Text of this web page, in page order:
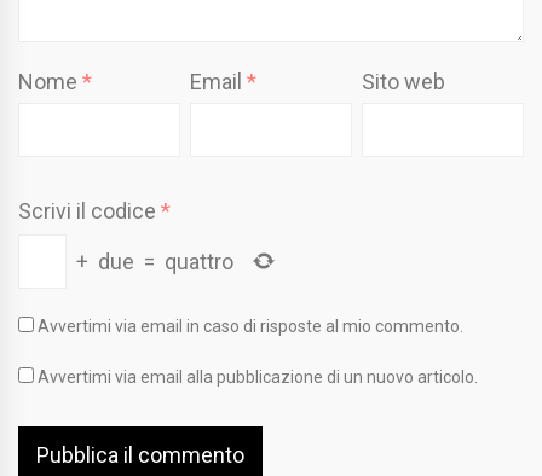
Nome * Email* Sito web
Scrivi il codice *
+ due = quattro
Avvertimi via email in caso di risposte al mio commento.
Avvertimi via email alla pubblicazione di un nuovo articolo.